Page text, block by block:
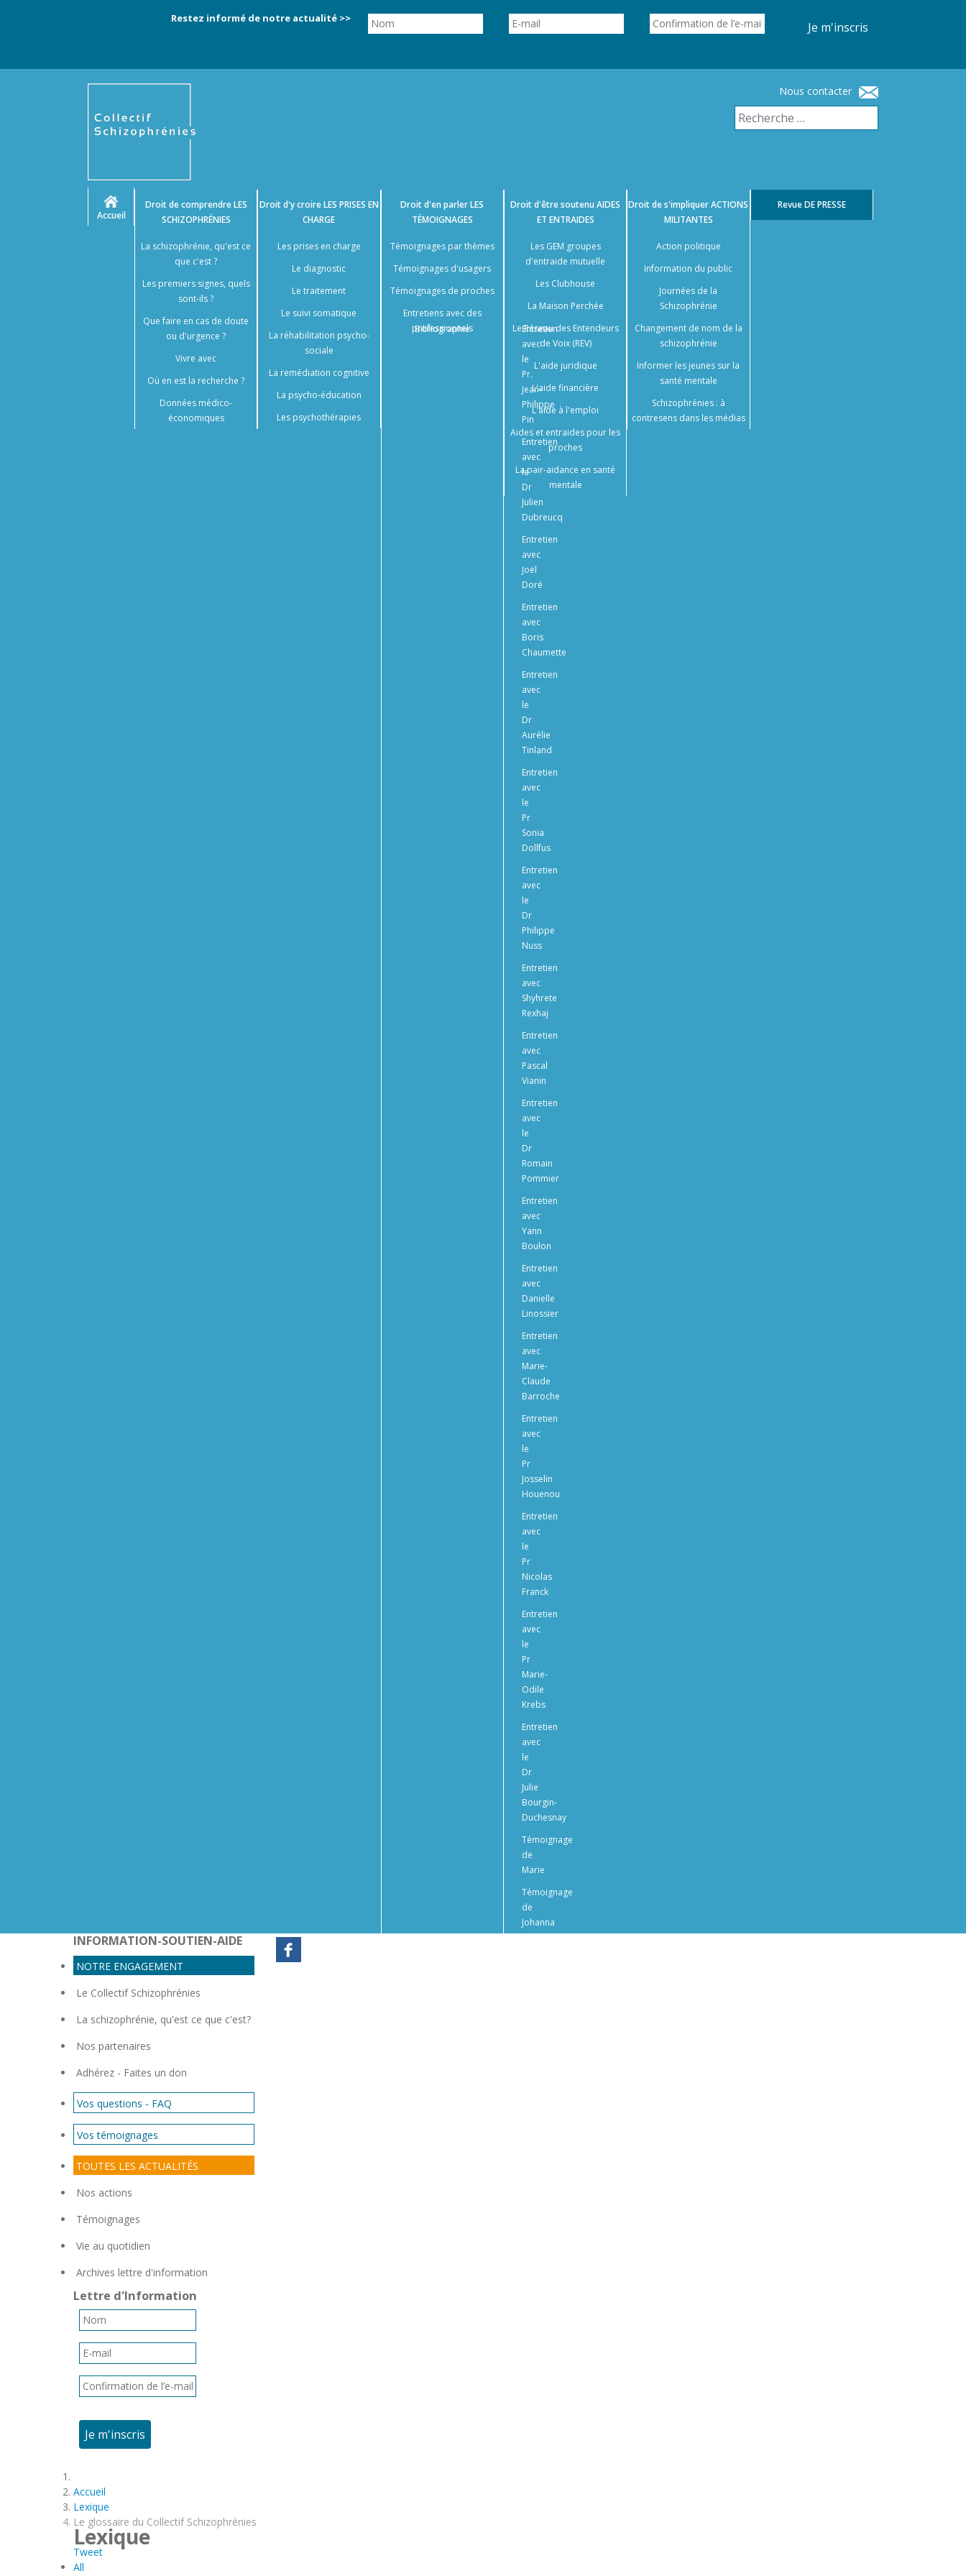
Restez informé de notre actualité >>
Je m'inscris
Nous contacter
Accueil
Droit de comprendreLES
SCHIZOPHRÉNIES
La schizophrénie, qu'est ce
que c'est ?
Les premiers signes, quels
sont-ils ?
Que faire en cas de doute
ou d'urgence ?
Vivre avec
Où en est la recherche ?
Données médico-
économiques
Droit d'y croireLES PRISES EN
CHARGE
Les prises en charge
Le diagnostic
Le traitement
Le suivi somatique
La réhabilitation psycho-
sociale
La remédiation cognitive
La psycho-éducation
Les psychothérapies
Droit d'en parlerLES
TÉMOIGNAGES
Témoignages par thèmes
Témoignages d'usagers
Témoignages de proches
Entretiens avec des
professionnels
Entretien
avec
le
Pr.
Jean-
Philippe
Pin
Entretien
avec
le
Dr
Julien
Dubreucq
Entretien
avec
Joël
Doré
Entretien
avec
Boris
Chaumette
Entretien
avec
le
Dr
Aurélie
Tinland
Entretien
avec
le
Pr
Sonia
Dollfus
Entretien
avec
le
Dr
Philippe
Nuss
Entretien
avec
Shyhrete
Rexhaj
Entretien
avec
Pascal
Vianin
Entretien
avec
le
Dr
Romain
Pommier
Entretien
avec
Yann
Boulon
Entretien
avec
Danielle
Linossier
Entretien
avec
Marie-
Claude
Barroche
Entretien
avec
le
Pr
Josselin
Houenou
Entretien
avec
le
Pr
Nicolas
Franck
Entretien
avec
le
Pr
Marie-
Odile
Krebs
Entretien
avec
le
Dr
Julie
Bourgin-
Duchesnay
Témoignage
de
Marie
Témoignage
de
Johanna
Bibliographie
Droit d'être soutenuAIDES
ET ENTRAIDES
Les GEM groupes
d'entraide mutuelle
Les Clubhouse
La Maison Perchée
Le Réseau des Entendeurs
de Voix (REV)
L'aide juridique
L'aide financière
L'aide à l'emploi
Aides et entraides pour les
proches
La pair-aidance en santé
mentale
Droit de s'impliquerACTIONS
MILITANTES
Action politique
Information du public
Journées de la
Schizophrénie
Changement de nom de la
schizophrénie
Informer les jeunes sur la
santé mentale
Schizophrénies : à
contresens dans les médias
RevueDE PRESSE
INFORMATION-SOUTIEN-AIDE
NOTRE ENGAGEMENT
Le Collectif Schizophrénies
La schizophrénie, qu'est ce que c'est?
Nos partenaires
Adhérez - Faites un don
Vos questions - FAQ
Vos témoignages
TOUTES LES ACTUALITÉS
Nos actions
Témoignages
Vie au quotidien
Archives lettre d'information
Lettre d'Information
Je m'inscris
Accueil
Lexique
Le glossaire du Collectif Schizophrénies
Lexique
Tweet
All